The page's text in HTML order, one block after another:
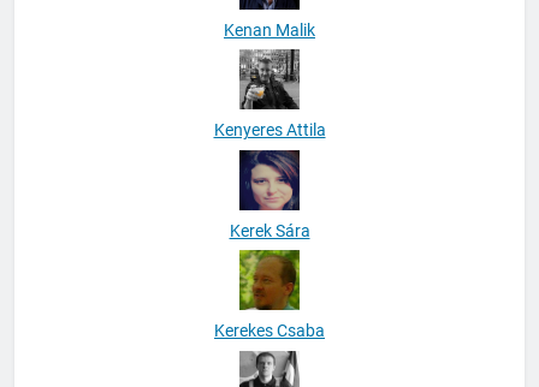
Kenan Malik
Kenyeres Attila
Kerek Sára
Kerekes Csaba